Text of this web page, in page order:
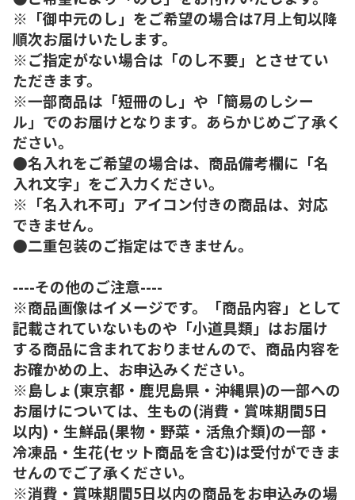
※「御中元のし」をご希望の場合は7月上旬以降
順次お届けいたします。
※ご指定がない場合は「のし不要」とさせてい
ただきます。
※一部商品は「短冊のし」や「簡易のしシー
ル」でのお届けとなります。あらかじめご了承く
ださい。
●名入れをご希望の場合は、商品備考欄に「名
入れ文字」をご入力ください。
※「名入れ不可」アイコン付きの商品は、対応
できません。
●二重包装のご指定はできません。
----その他のご注意----
※商品画像はイメージです。「商品内容」として
記載されていないものや「小道具類」はお届け
する商品に含まれておりませんので、商品内容を
お確かめの上、お申込みください。
※島しょ(東京都・鹿児島県・沖縄県)の一部への
お届けについては、生もの(消費・賞味期間5日
以内)・生鮮品(果物・野菜・活魚介類)の一部・
冷凍品・生花(セット商品を含む)は受付ができま
せんのでご了承ください。
※消費・賞味期間5日以内の商品をお申込みの場